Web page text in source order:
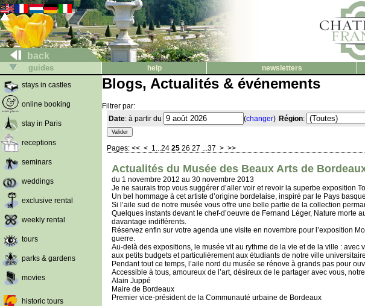
back
guides help newsletters
stays in castles
online booking
stay in Paris
receptions
seminars
weddings
exclusive rental
weekly rental
tours
parks & gardens
movies
historic tours
Blogs, Actualités & événements
Filtrer par:
Date: à partir du (changer) Région:
Pages: << < 1...24 25 26 27 ...37 > >>
Actualités du Musée des Beaux Arts de
du 1 novembre 2012 au 30 novembre 2013
Je ne saurais trop vous suggérer d’aller voir et revoir la superbe exposition
Un bel hommage à cet artiste d’origine bordelaise, inspiré par le Pays
Si l’aile sud de notre musée vous offre une belle partie de la collection
Quelques instants devant le chef-d’oeuvre de Fernand Léger, Nature morte
davantage indifférents.
Réservez enfin sur votre agenda une visite en novembre pour l’exposition
guerre.
Au-delà des expositions, le musée vit au rythme de la vie et de la ville : avec
aux petits budgets et particulièrement aux étudiants de notre ville
Pendant tout ce temps, l’aile nord du musée se rénove à grands pas pour
Accessible à tous, amoureux de l’art, désireux de le partager avec vous,
Alain Juppé
Maire de Bordeaux
Premier vice-président de la Communauté urbaine de Bordeaux